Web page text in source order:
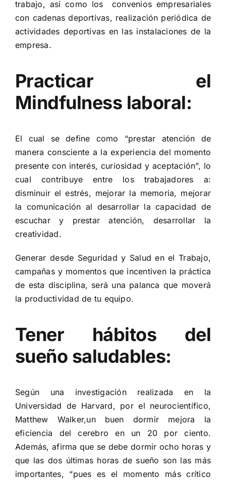
trabajo, así como los convenios empresariales
con cadenas deportivas, realización periódica de
actividades deportivas en las instalaciones de la
empresa.
Practicar el
Mindfulness laboral:
El cual se define como “prestar atención de
manera consciente a la experiencia del momento
presente con interés, curiosidad y aceptación”, lo
cual contribuye entre los trabajadores a:
disminuir el estrés, mejorar la memoria, mejorar
la comunicación al desarrollar la capacidad de
escuchar y prestar atención, desarrollar la
creatividad.
Generar desde Seguridad y Salud en el Trabajo,
campañas y momentos que incentiven la práctica
de esta disciplina, será una palanca que moverá
la productividad de tu equipo.
Tener hábitos del
sueño saludables:
Según una investigación realizada en la
Universidad de Harvard, por el neurocientífico,
Matthew Walker,un buen dormir mejora la
eficiencia del cerebro en un 20 por ciento.
Además, afirma que se debe dormir ocho horas y
que las dos últimas horas de sueño son las más
importantes, “pues es el momento más crítico